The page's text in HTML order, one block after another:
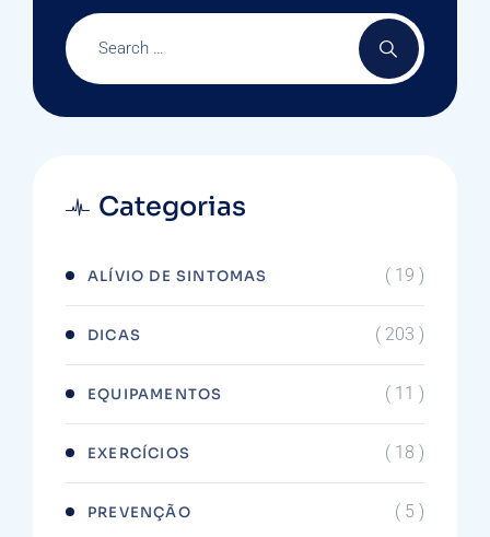
Categorias
ALÍVIO DE SINTOMAS ( 19 )
DICAS ( 203 )
EQUIPAMENTOS ( 11 )
EXERCÍCIOS ( 18 )
PREVENÇÃO ( 5 )